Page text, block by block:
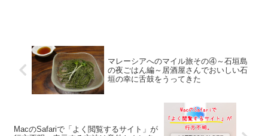
マレーシアへのマイル旅その④～石垣島
の夜ごはん編～居酒屋さんでおいしい石
垣の幸に舌鼓をうってきた
MacのSafariで「よく閲覧するサイト」が